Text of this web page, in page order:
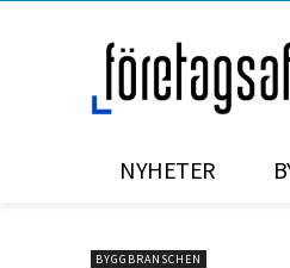
NYHETER
BYGGBRANSCHEN